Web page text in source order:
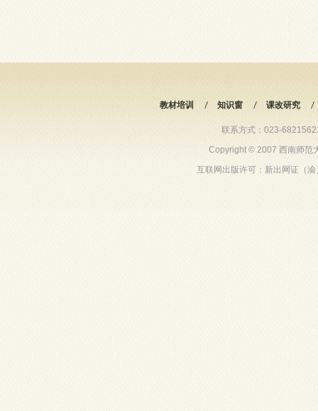
教材培训 知识窗 课改研究
联系方式：023-
Copyright © 2007 西南师范
互联网出版许可：新出网证（